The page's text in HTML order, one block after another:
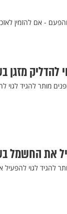
- אם להזמין
להדליק
מותר להגיד לגוי
את החשמל
להגיד לגוי